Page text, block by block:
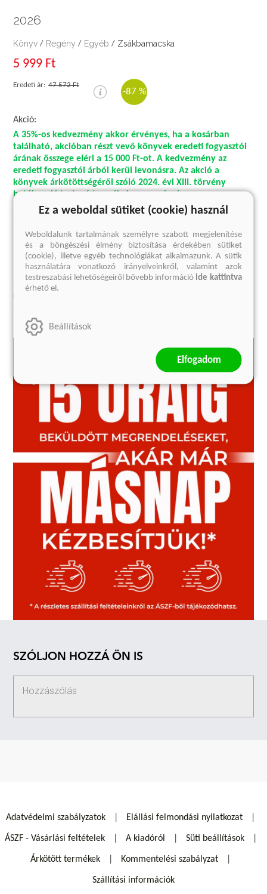
2026
Könyv / Regény / Egyéb / Zsákbamacska
5 999 Ft
Eredeti ár: 47 572 Ft
-87 %
Akció:
A 35%-os kedvezmény akkor érvényes, ha a kosárban
található, akcióban részt vevő könyvek eredeti fogyasztói
árának összege eléri a 15 000 Ft-ot. A kedvezmény az
eredeti fogyasztói árból kerül levonásra. Az akció a
könyvek árkötöttségéről szóló 2024. évi XIII. törvény
hatálya alá tartozó termékekre nem érvényes.
10 könyv 5999 Ft-ért!* Klasszikusok, igényes szórakoztató
kizárólag az Európa Könyvkiadó gondozásában megjelent
könyvet tartalmaznak, változatos műfajokból, régi és új
megjelenéseket egyaránt.
Tovább
Jelenleg nem rendelhető
Tömeg [g]:
SZÓLJON HOZZÁ ÖN IS
Adatvédelmi szabályzatok Elállási felmondási nyilatkozat
ÁSZF - Vásárlási feltételek A kiadóról Süti beállítások
Árkötött termékek Kommentelési szabályzat
Szállítási információk
Ez a weboldal sütiket (cookie) használ
Weboldalunk tartalmának személyre szabott megjelenítése
és a böngészési élmény biztosítása érdekében sütiket
(cookie), illetve egyéb technológiákat alkalmazunk. A sütik
használatára vonatkozó irányelveinkről, valamint azok
testreszabási lehetőségeiről bővebb információide kattintva
érhető el.
Beállítások
Elfogadom